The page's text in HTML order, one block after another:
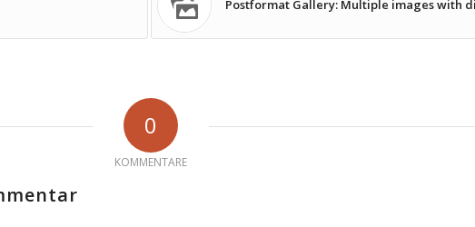
Postformat Gallery: Multiple images with
0
KOMMENTARE